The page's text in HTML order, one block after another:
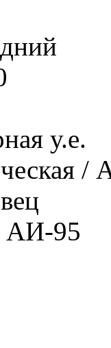
у.е.
/
АИ-95